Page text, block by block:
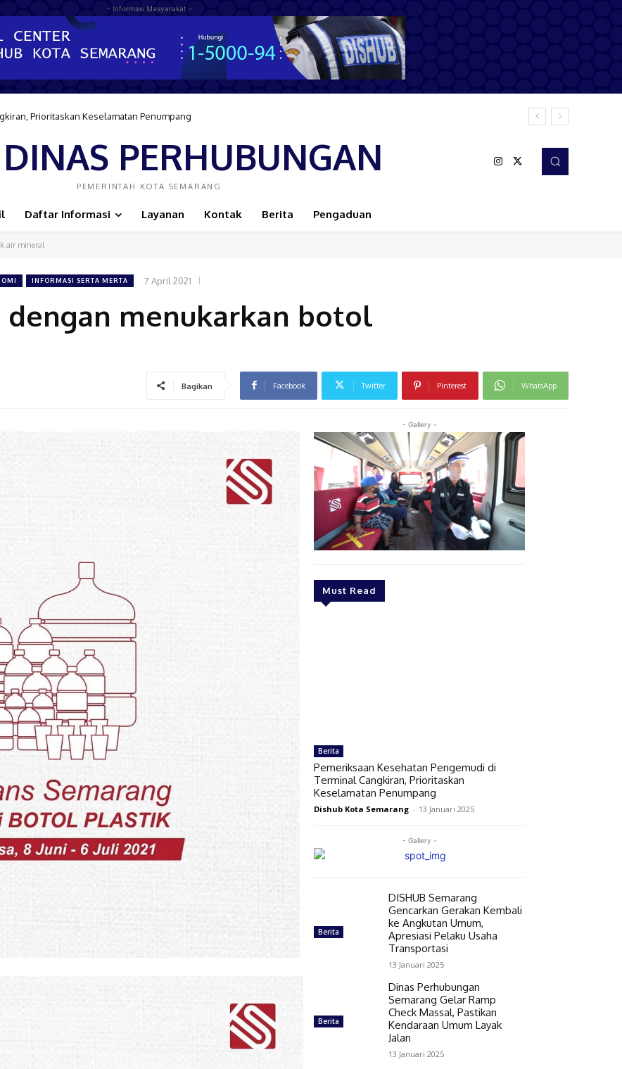
- Informasi Masyarakat -
Prioritaskan Keselamatan Penumpang
PERHUBUNGAN
PEMERINTAH KOTA SEMARANG
Daftar Informasi Layanan Kontak Berita Pengaduan
air mineral
INFORMASI SERTA MERTA 7 April 2021
menukarkan botol
Bagikan Facebook Twitter Pinterest WhatsApp
- Gallery -
Must Read
Berita
Pemeriksaan Kesehatan Pengemudi di
Terminal Cangkiran, Prioritaskan
Keselamatan Penumpang
Dishub Kota Semarang - 13 Januari 2025
- Gallery -
Berita
DISHUB Semarang
Gencarkan Gerakan Kembali
ke Angkutan Umum,
Apresiasi Pelaku Usaha
Transportasi
13 Januari 2025
Berita
Dinas Perhubungan
Semarang Gelar Ramp
Check Massal, Pastikan
Kendaraan Umum Layak
Jalan
13 Januari 2025